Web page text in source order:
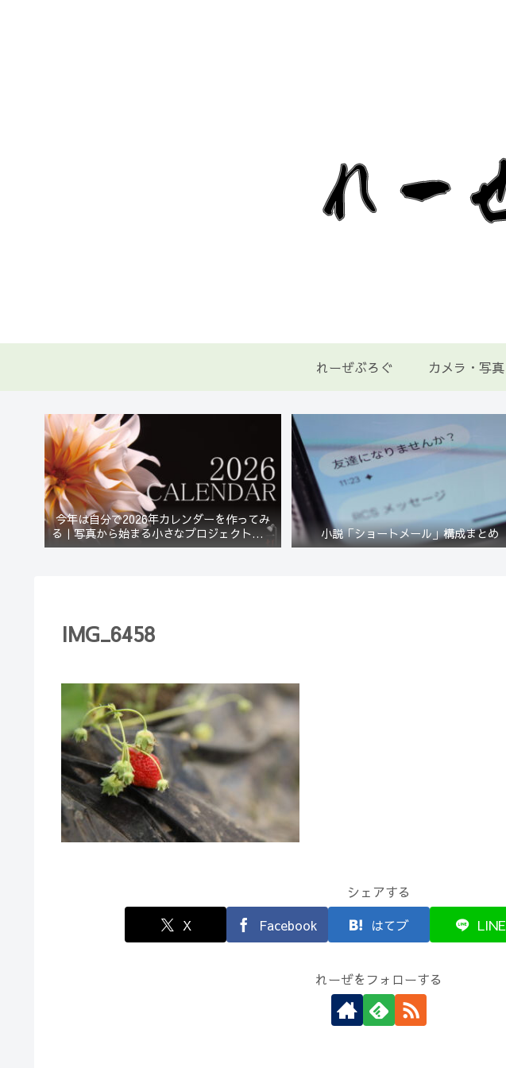
れーぜぶろぐ カメラ・写真
今年は自分で2026年カレンダーを作ってみ
る｜写真から始まる小さなプロジェクト【一
灯花】
小説「ショートメール」構成まとめ
IMG_6458
シェアする
X
Facebook はてブ LINE
れーぜをフォローする